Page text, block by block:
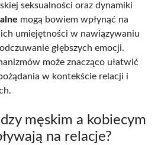
seksualności oraz dynamiki
mogą bowiem wpłynąć na
umiejętności w nawiązywaniu
głębszych emocji.
może znacząco ułatwić
w kontekście relacji i
męskim a kobiecym
na relacje?